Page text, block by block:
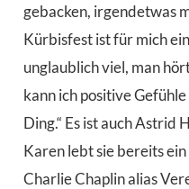
gebacken, irgendetwas
Kürbisfest ist für mich
unglaublich viel, man
kann ich positive
Ding.“ Es ist auch Astrid
Karen lebt sie bereits
Charlie Chaplin alias